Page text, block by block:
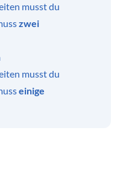
musst du
zwei
musst du
einige